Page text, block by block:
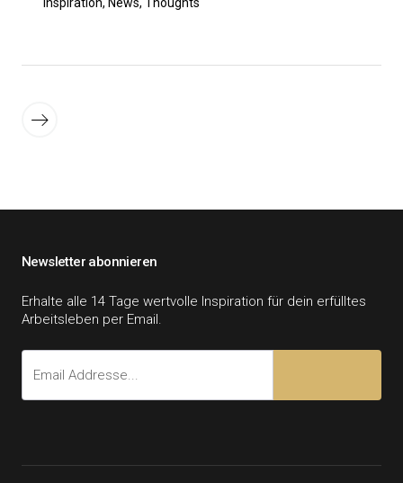
derBeiträge
Newsletter abonnieren
Erhalte alle 14 Tage wertvolle Inspiration für dein erfülltes
Arbeitsleben per Email.